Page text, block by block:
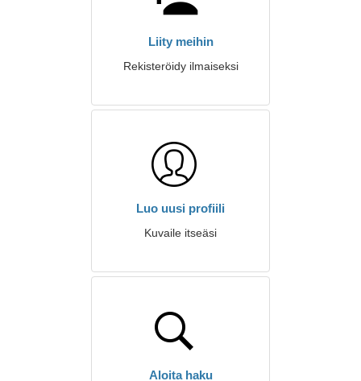
Liity meihin
Rekisteröidy ilmaiseksi
Luo uusi profiili
Kuvaile itseäsi
Aloita haku